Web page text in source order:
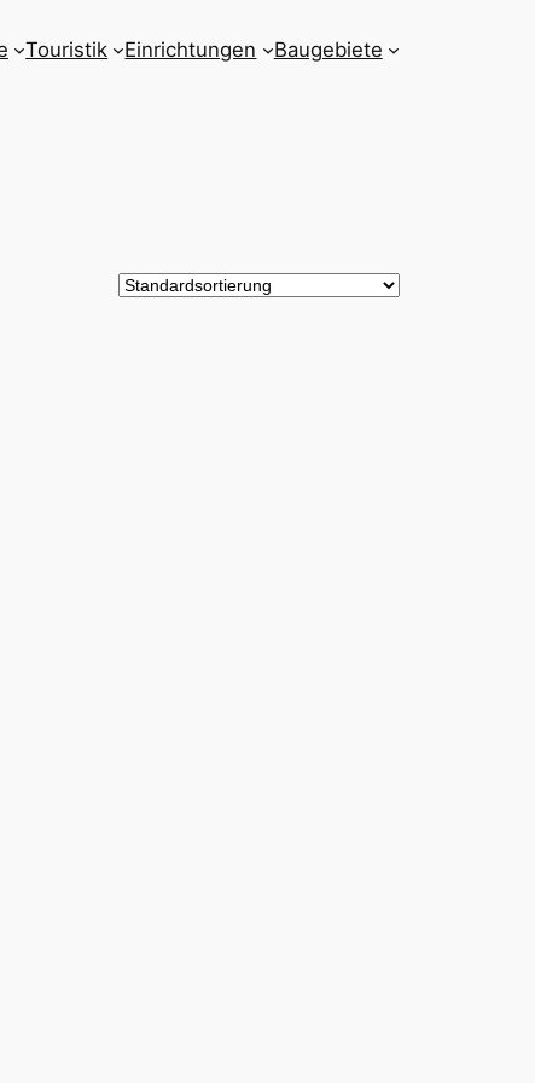
Touristik Einrichtungen Baugebiete